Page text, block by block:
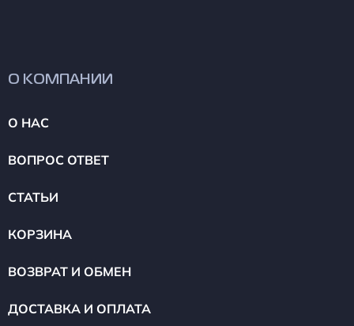
О КОМПАНИИ
О НАС
ВОПРОС ОТВЕТ
СТАТЬИ
КОРЗИНА
ВОЗВРАТ И ОБМЕН
ДОСТАВКА И ОПЛАТА